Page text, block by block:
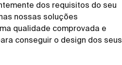
dos requisitos do seu
nossas soluções
qualidade comprovada e
conseguir o design dos seus